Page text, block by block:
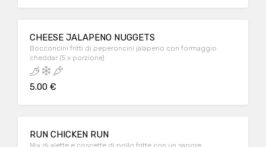
CHEESE JALAPENO NUGGETS
Bocconcini fritti di peperoncini jalapeno con formaggio
cheddar (5 x porzione)
5.00 €
RUN CHICKEN RUN
Mix di alette e coscette di pollo fritte con un sapore